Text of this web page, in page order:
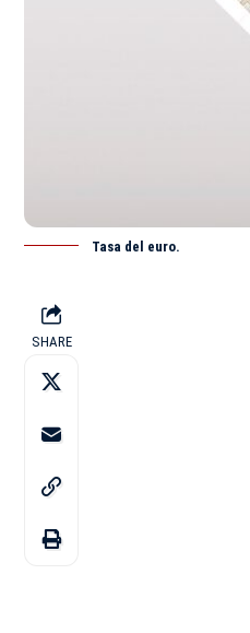
Tasa del euro.
SHARE